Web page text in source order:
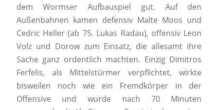
dem Wormser Aufbauspiel gut. Auf den
Außenbahnen kamen defensiv Malte Moos und
Cedric Heller (ab 75. Lukas Radau), offensiv Leon
Volz und Dorow zum Einsatz, die allesamt ihre
Sache ganz ordentlich machten. Einzig Dimitros
Ferfelis, als Mittelstürmer verpflichtet, wirkte
bisweilen noch wie ein Fremdkörper in der
Offensive und wurde nach 70 Minuten